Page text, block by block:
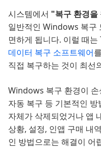
시스템에서 "복구 환경을
일반적인 Windows 복구
면하게 됩니다. 이럴 때
데이터 복구 소프트웨어
직접 복구하는 것이 최선
Windows 복구 환경이 손
자동 복구 등 기본적인
자체가 삭제되었거나 앱
상황, 설정, 인앱 구매 내
인 방법으로는 해결이 어